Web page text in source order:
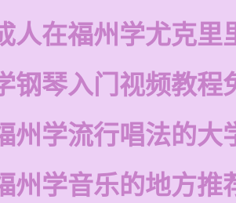
人在福州学尤克里
钢琴入门视频教程
州学流行唱法的大
州学音乐的地方推